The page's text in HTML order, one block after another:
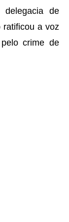
delegacia de
ratificou a voz
crime de